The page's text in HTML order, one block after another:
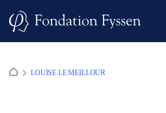
LOUISE LE MEILLOUR